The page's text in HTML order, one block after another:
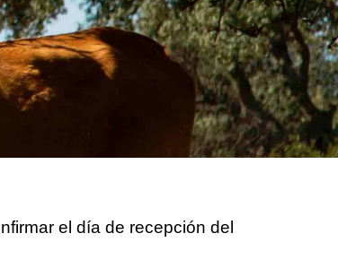
el día de recepción del